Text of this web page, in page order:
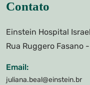
Contato
Einstein Hospital
Rua Ruggero Fasano
Email:
juliana.beal@einstein.br